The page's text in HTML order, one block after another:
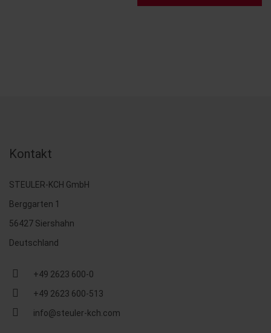
Kontakt
STEULER-KCH GmbH
Berggarten 1
56427 Siershahn
Deutschland
+49 2623 600-0
+49 2623 600-513
info@steuler-kch.com